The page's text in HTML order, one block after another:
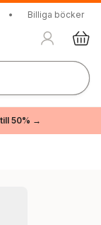
• Billiga böcker
50% →